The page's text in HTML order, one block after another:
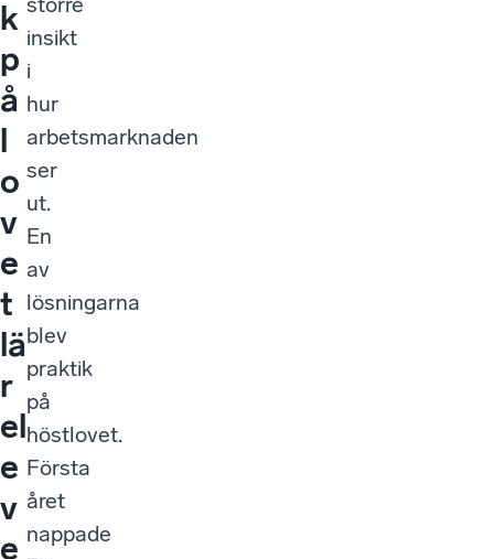
k
p
å
l
o
v
e
t
lä
r
el
e
v
e
insikt
i
hur
arbetsmarknaden
ser
ut.
En
av
lösningarna
blev
praktik
på
höstlovet.
Första
året
nappade